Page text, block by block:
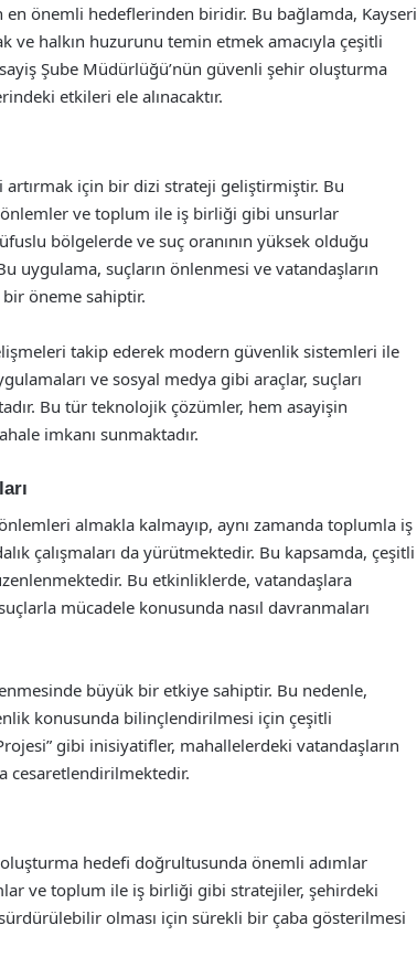
önemli hedeflerinden biridir. Bu bağlamda, Kayseri
halkın huzurunu temin etmek amacıyla çeşitli
Şube Müdürlüğü’nün güvenli şehir oluşturma
etkileri ele alınacaktır.
için bir dizi strateji geliştirmiştir. Bu
ve toplum ile iş birliği gibi unsurlar
bölgelerde ve suç oranının yüksek olduğu
uygulama, suçların önlenmesi ve vatandaşların
öneme sahiptir.
takip ederek modern güvenlik sistemleri ile
ve sosyal medya gibi araçlar, suçları
Bu tür teknolojik çözümler, hem asayişin
imkanı sunmaktadır.
almakla kalmayıp, aynı zamanda toplumla iş
çalışmaları da yürütmektedir. Bu kapsamda, çeşitli
Bu etkinliklerde, vatandaşlara
mücadele konusunda nasıl davranmaları
büyük bir etkiye sahiptir. Bu nedenle,
konusunda bilinçlendirilmesi için çeşitli
gibi inisiyatifler, mahallelerdeki vatandaşların
cesaretlendirilmektedir.
hedefi doğrultusunda önemli adımlar
ve toplum ile iş birliği gibi stratejiler, şehirdeki
olması için sürekli bir çaba gösterilmesi